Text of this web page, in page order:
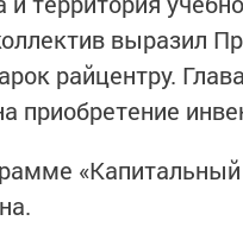
выразил
райцентру. Глава
приобретение